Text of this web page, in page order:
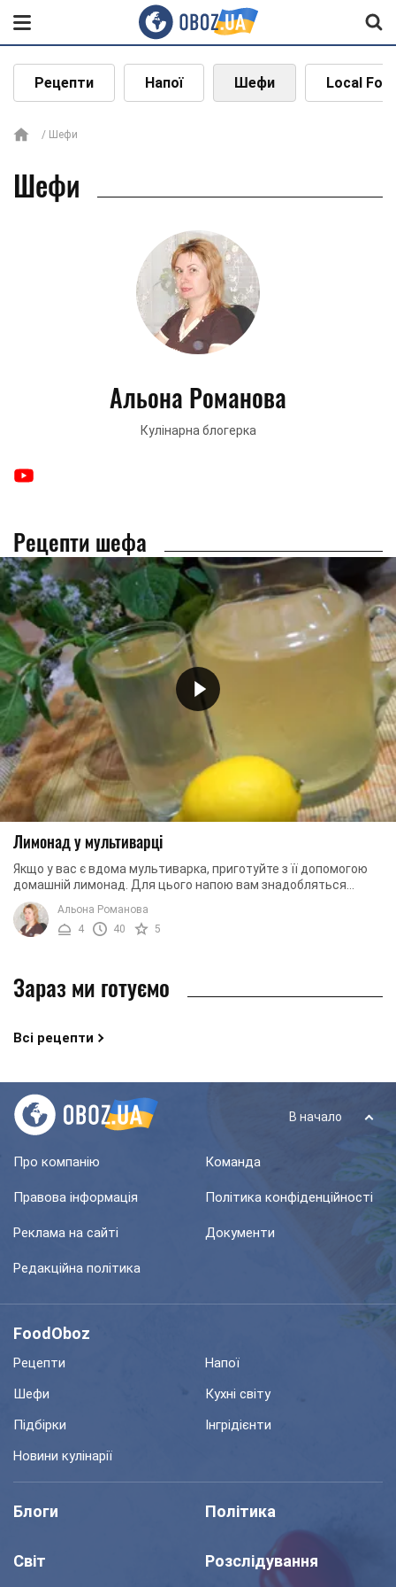
Рецепти Напої Шефи Local
Шефи
Шефи
Альона Романова
Кулінарна блогерка
Рецепти шефа
Лимонад у мультиварці
Якщо у вас є вдома мультиварка, приготуйте з її допомогою
домашній лимонад. Для цього напою вам знадобляться
лимони, цукор, м'ята і вода. Як бачите, ...
Альона Романова
4
40 5
Зараз ми готуємо
Всі рецепти
В начало
Про компанію Команда
Правова інформація Політика конфіденційності
Реклама на сайті Документи
Редакційна політика
FoodOboz
Рецепти
Напої
Шефи
Кухні світу
Підбірки
Інгрідієнти
Новини кулінарії
Блоги Політика
Світ Розслідування